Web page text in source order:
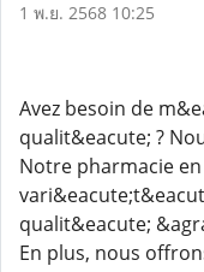
1 พ.ย. 2568 10:25
Avez besoin de
qualit&eacute; ?
Notre pharmacie
qualit&eacute;
En plus, nous